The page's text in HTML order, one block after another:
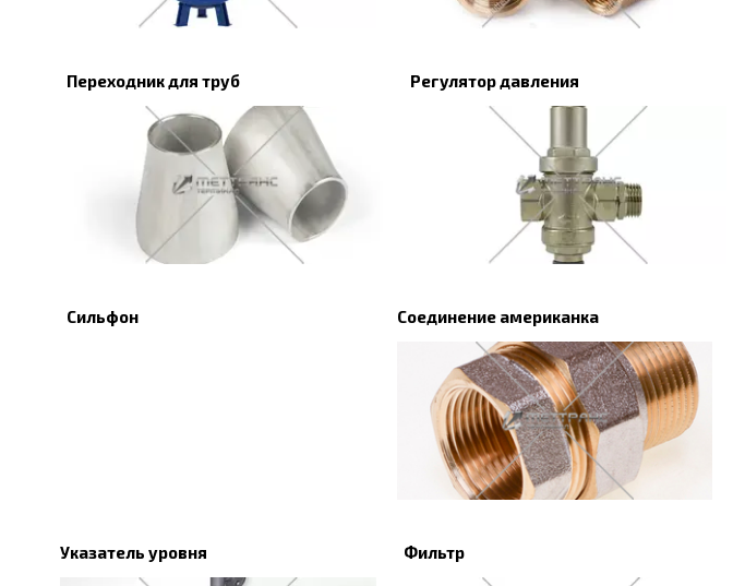
Переходник для труб Регулятор давления
Сильфон Соединение американка
Указатель уровня Фильтр